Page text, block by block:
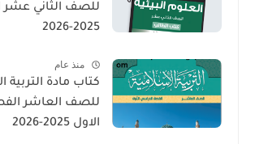
للصف الثاني عشر
2025-2026
منذ عام
كتاب مادة التربية
للصف العاشر
الاول 2025-2026